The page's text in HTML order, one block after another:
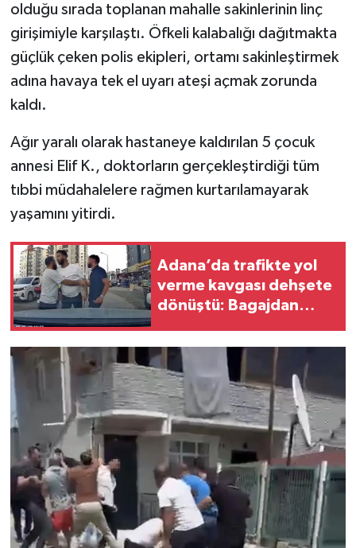
olduğu sırada toplanan mahalle sakinlerinin linç
girişimiyle karşılaştı. Öfkeli kalabalığı dağıtmakta
güçlük çeken polis ekipleri, ortamı sakinleştirmek
adına havaya tek el uyarı ateşi açmak zorunda
kaldı.
Ağır yaralı olarak hastaneye kaldırılan 5 çocuk
annesi Elif K., doktorların gerçekleştirdiği tüm
tıbbi müdahalelere rağmen kurtarılamayarak
yaşamını yitirdi.
Adana’da trafikte yol
verme kavgası dehşete
dönüştü: Bagajdan